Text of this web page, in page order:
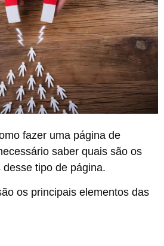
fazer uma página de
saber quais são os
tipo de página.
os principais elementos das